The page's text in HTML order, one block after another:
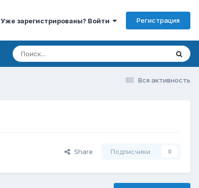
Уже зарегистрированы? Войти Регистрация
Вся активность
Share Подписчики 0